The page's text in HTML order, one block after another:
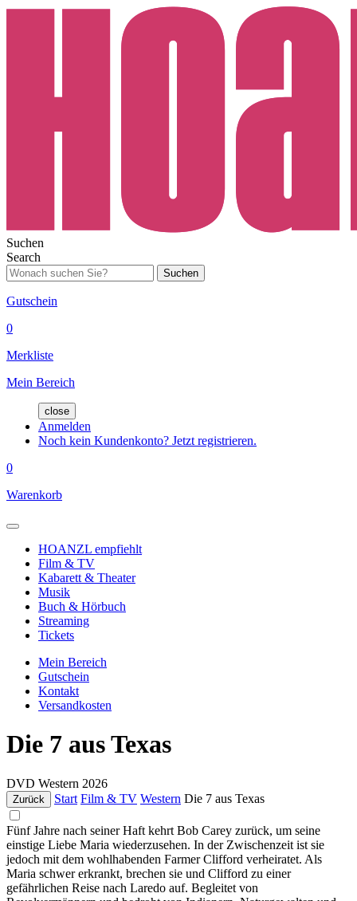
Suchen
Search
Suchen
Gutschein
0
Merkliste
Mein Bereich
close
Anmelden
Noch kein Kundenkonto? Jetzt registrieren.
0
Warenkorb
HOANZL empfiehlt
Film & TV
Kabarett & Theater
Musik
Buch & Hörbuch
Streaming
Tickets
Mein Bereich
Gutschein
Kontakt
Versandkosten
Die 7 aus Texas
DVD Western 2026
Zurück Start Film & TV Western Die 7 aus Texas
Fünf Jahre nach seiner Haft kehrt Bob Carey zurück, um seine
einstige Liebe Maria wiederzusehen. In der Zwischenzeit ist sie
jedoch mit dem wohlhabenden Farmer Clifford verheiratet. Als
Maria schwer erkrankt, brechen sie und Clifford zu einer
gefährlichen Reise nach Laredo auf. Begleitet von